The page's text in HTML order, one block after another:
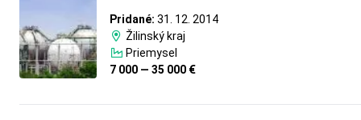
Pridané: 31. 12. 2014
Žilinský kraj
Priemysel
7 000 — 35 000 €